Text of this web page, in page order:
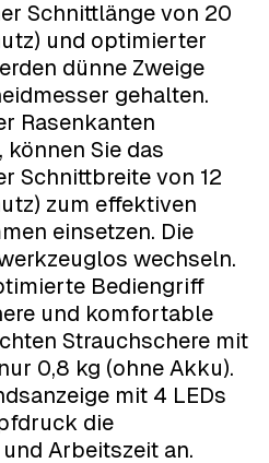
Schnittlänge von 20
und optimierter
dünne Zweige
gehalten.
Rasenkanten
Sie das
Schnittbreite von 12
zum effektiven
einsetzen. Die
wechseln.
Bediengriff
und komfortable
Strauchschere mit
0,8 kg (ohne Akku).
mit 4 LEDs
die
Arbeitszeit an.